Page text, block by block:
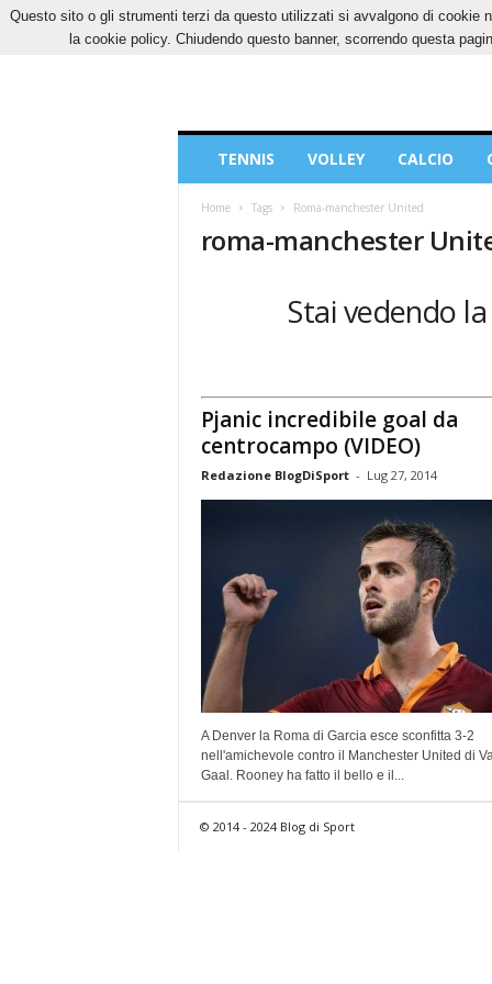
SABATO, 8 AGOSTO 2026 CONTATTI
Sport
TENNIS VOLLEY CALCIO
Home Tags Roma-manchester United
roma-manchester
Stai vedendo
Pjanic incredibile goal da
centrocampo (VIDEO)
Redazione BlogDiSport - Lug 27, 2014
A Denver la Roma di Garcia esce sconfitta 3-2
nell'amichevole contro il Manchester United di
Gaal. Rooney ha fatto il bello e il...
© 2014 - 2024 Blog di Sport
Questo sito o gli strumenti terzi da questo utilizzati si avvalgono di cookie
la cookie policy. Chiudendo questo banner, scorrendo questa